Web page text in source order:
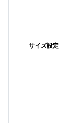
サイズ設定